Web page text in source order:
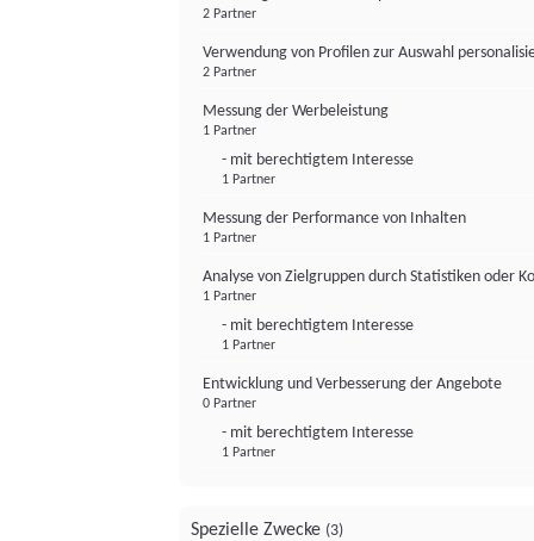
2 Partner
Verwendung von Profilen zur Auswahl
2 Partner
Messung der Werbeleistung
1 Partner
- mit berechtigtem Interesse
1 Partner
Messung der Performance von Inhalten
1 Partner
Analyse von Zielgruppen durch Statistiken oder
1 Partner
- mit berechtigtem Interesse
1 Partner
Entwicklung und Verbesserung der Angebote
0 Partner
- mit berechtigtem Interesse
1 Partner
Spezielle Zwecke (3)